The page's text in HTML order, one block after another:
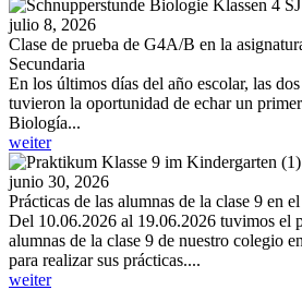
julio 8, 2026
Clase de prueba de G4A/B en la
Secundaria
En los últimos días del año escolar, las dos
tuvieron la oportunidad de echar un
Biología...
weiter
junio 30, 2026
Prácticas de las alumnas de la clase 9 en
Del 10.06.2026 al 19.06.2026 tuvimos el
alumnas de la clase 9 de nuestro colegio
para realizar sus prácticas....
weiter